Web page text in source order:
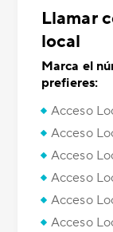
Llamar
local
Marca el
prefieres:
Acceso
Acceso
Acceso
Acceso
Acceso
Acceso